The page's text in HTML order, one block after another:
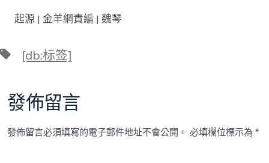
起源 | 金羊網責編 | 魏琴
標 [db:标签]
發佈留言
發佈留言必須填寫的電子郵件地址不會公開。 必填欄位標示為*